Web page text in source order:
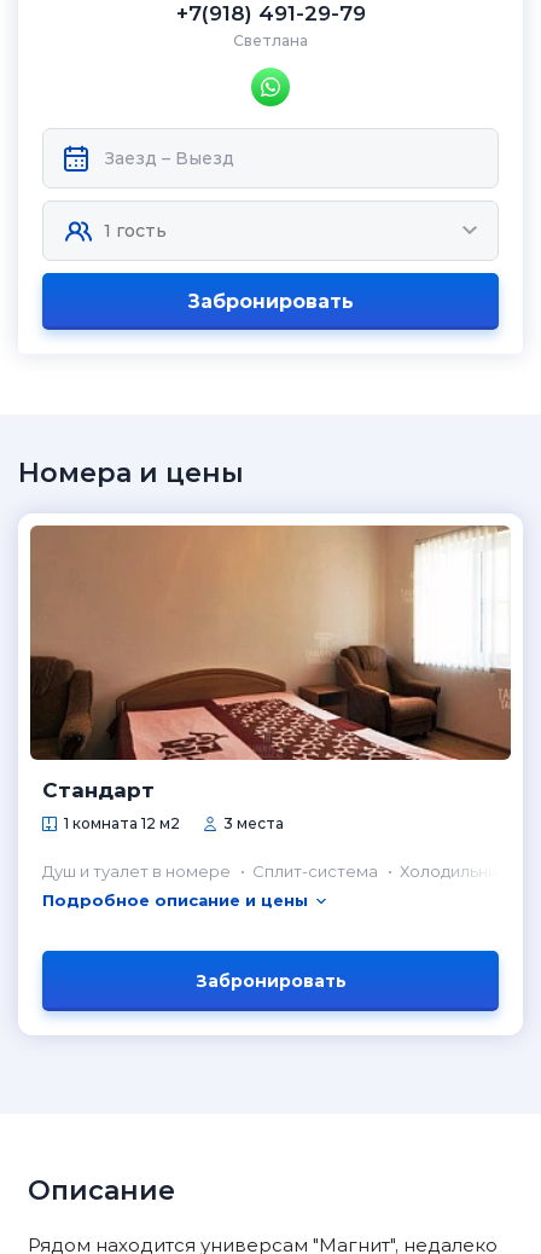
+7(918) 491-29-79
Светлана
Забронировать
Номера и цены
Стандарт
1 комната 12 м2 3 места
Душ и туалет в номере Сплит-система
Холодильник в
Подробное описание и цены
Забронировать
Описание
Рядом находится универсам "Магнит", недалеко